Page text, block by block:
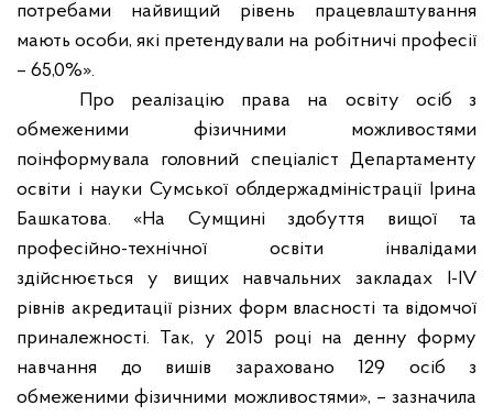
потребами найвищий рівень працевлаштування
мають особи, які претендували на робітничі професії
– 65,0%».
Про реалізацію права на освіту осіб з
обмеженими фізичними можливостями
поінформувала головний спеціаліст Департаменту
освіти і науки Сумської облдержадміністрації Ірина
Башкатова. «На Сумщині здобуття вищої та
професійно-технічної освіти інвалідами
здійснюється у вищих навчальних закладах І-ІV
рівнів акредитації різних форм власності та відомчої
приналежності. Так, у 2015 році на денну форму
навчання до вишів зараховано 129 осіб з
обмеженими фізичними можливостями», – зазначила